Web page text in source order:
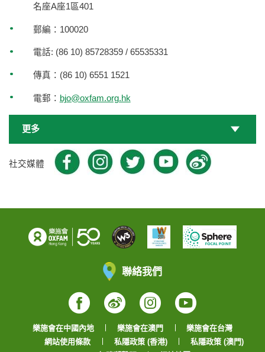
名座A座1區401
郵編：100020
電話: (86 10) 85728359 / 65535331
傳真：(86 10) 6551 1521
電郵： bjo@oxfam.org.hk
更多
社交媒體 Facebook
YoutubeInstragram
聯絡我們
Facebook
WeiboInstagram
YouTube
樂施會在中國內地 樂施會在澳門
樂施會在台灣
網站使用條款
私隱政策 (香港)
私隱政策 (澳門)